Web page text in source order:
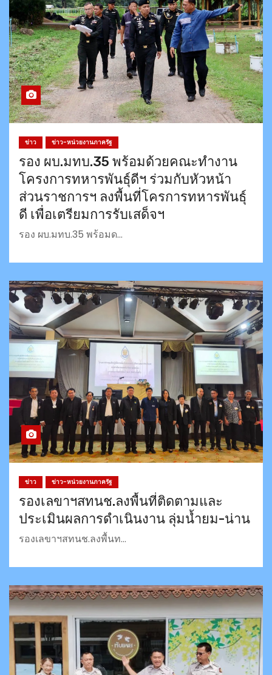
ข่าว ข่าว-หน่วยงานภาครัฐ
รอง ผบ.มทบ.35 พร้อมด้วยคณะทำงาน
โครงการทหารพันธุ์ดีฯ ร่วมกับหัวหน้า
ส่วนราชการฯ ลงพื้นที่โครการทหารพันธุ์
ดี เพื่อเตรียมการรับเสด็จฯ
รอง ผบ.มทบ.35 พร้อมด…
ข่าว ข่าว-หน่วยงานภาครัฐ
รองเลขาฯสทนช.ลงพื้นที่ติดตามและ
ประเมินผลการดำเนินงาน ลุ่มน้ำยม-น่าน
รองเลขาฯสทนช.ลงพื้นท…